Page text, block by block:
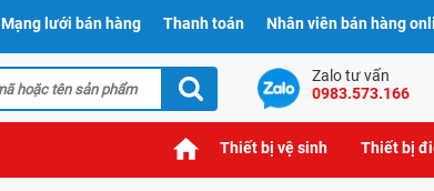
Mạng lưới bán hàng Thanh toán Nhân viên bán hàng
Zalo tư vấn
0983.573.166
Thiết bị vệ sinh Thiết bị